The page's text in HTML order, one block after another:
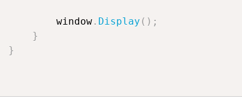
                window
. Display ( ) ;
}
}